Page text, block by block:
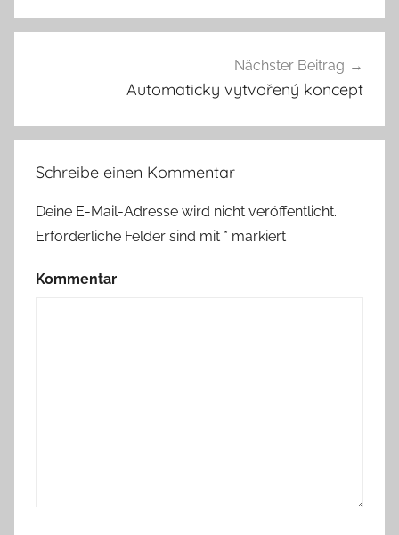
Nächster Beitrag
Automaticky vytvořený koncept
Schreibe einen Kommentar
Deine E-Mail-Adresse wird nicht veröffentlicht.
Erforderliche Felder sind mit * markiert
Kommentar